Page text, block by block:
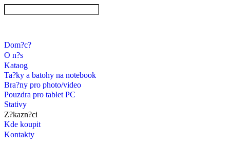
Dom?c?
O n?s
Kataog
Ta?ky a batohy na notebook
Bra?ny pro photo/video
Pouzdra pro tablet PC
Stativy
Z?kazn?ci
Kde koupit
Kontakty